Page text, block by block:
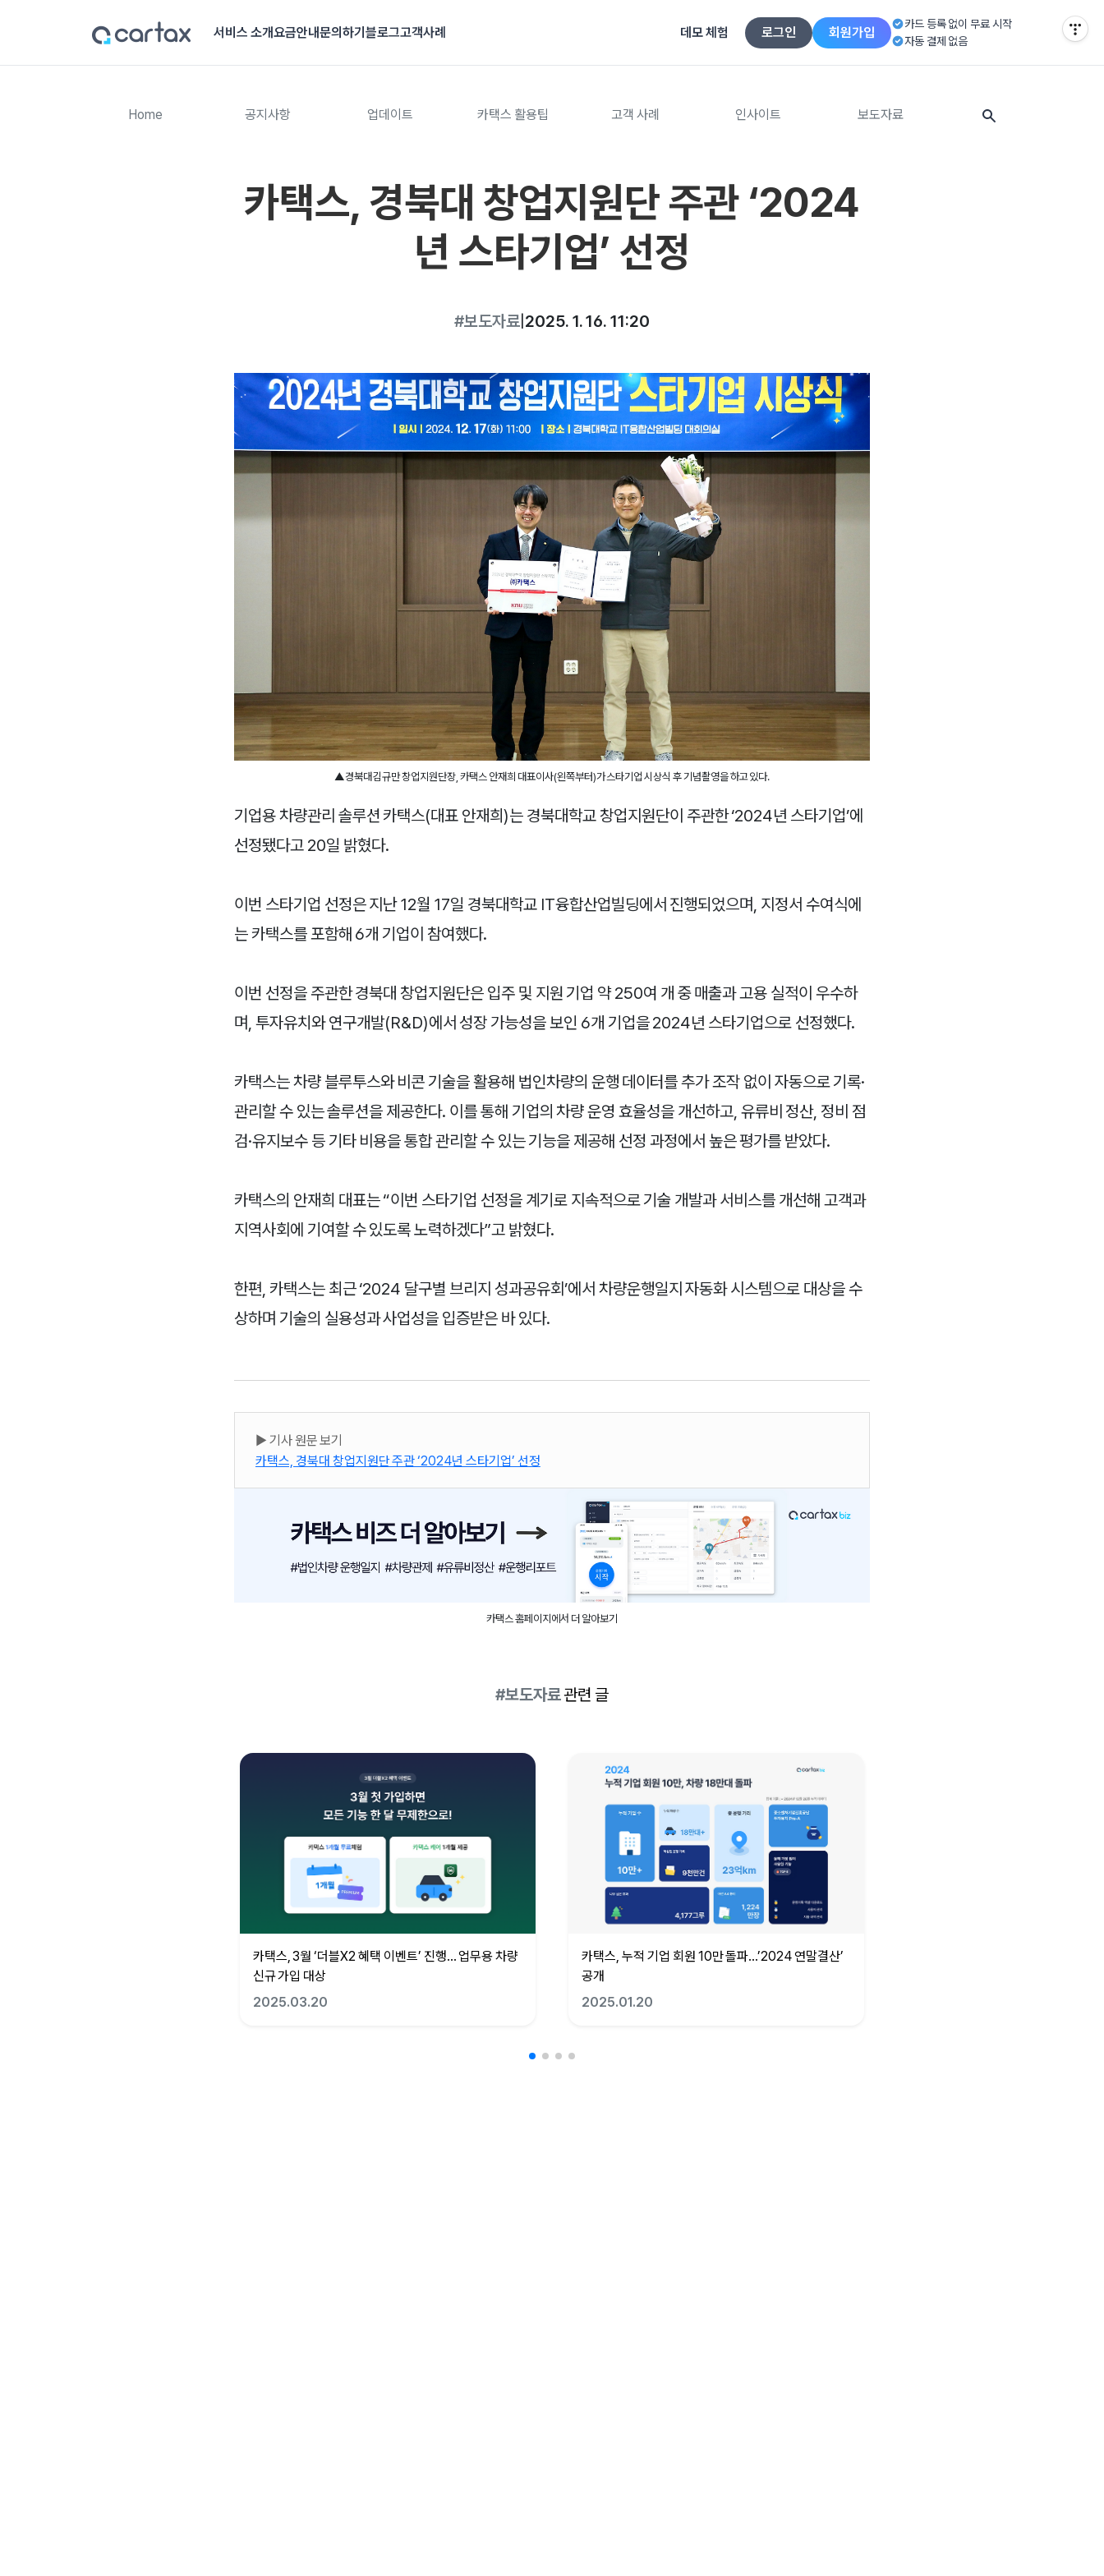
서비스 소개요금안내문의하기 블로그고객사례 데모 체험 로그인 회원가입
카드 등록 없이 무료 시작
자동 결제 없음
Home 공지사항 업데이트 카택스 활용팁 고객 사례 인사이트 보도자료
카택스, 경북대 창업지원단 주관 ‘2024
년 스타기업’ 선정
#보도자료| 2025. 1. 16. 11:20
▲경북대 김규만 창업지원단장, 카택스 안재희 대표이사(왼쪽부터)가 스타기업 시상식 후 기념촬영을 하고 있다.
기업용 차량관리 솔루션 카택스(대표 안재희)는 경북대학교 창업지원단이 주관한 ‘2024년 스타기업’에
선정됐다고 20일 밝혔다.
이번 스타기업 선정은 지난 12월 17일 경북대학교 IT융합산업빌딩에서 진행되었으며, 지정서 수여식에
는 카택스를 포함해 6개 기업이 참여했다.
이번 선정을 주관한 경북대 창업지원단은 입주 및 지원 기업 약 250여 개 중 매출과 고용 실적이 우수하
며, 투자유치와 연구개발(R&D)에서 성장 가능성을 보인 6개 기업을 2024년 스타기업으로 선정했다.
카택스는 차량 블루투스와 비콘 기술을 활용해 법인차량의 운행 데이터를 추가 조작 없이 자동으로 기록·
관리할 수 있는 솔루션을 제공한다. 이를 통해 기업의 차량 운영 효율성을 개선하고, 유류비 정산, 정비 점
검·유지보수 등 기타 비용을 통합 관리할 수 있는 기능을 제공해 선정 과정에서 높은 평가를 받았다.
카택스의 안재희 대표는 “이번 스타기업 선정을 계기로 지속적으로 기술 개발과 서비스를 개선해 고객과
지역사회에 기여할 수 있도록 노력하겠다”고 밝혔다.
한편, 카택스는 최근 ‘2024 달구별 브리지 성과공유회’에서 차량운행일지 자동화 시스템으로 대상을 수
상하며 기술의 실용성과 사업성을 입증받은 바 있다.
▶️ 기사 원문 보기
카택스, 경북대 창업지원단 주관 ‘2024년 스타기업’ 선정
카택스 홈페이지에서 더 알아보기
#보도자료관련 글
카택스, 3월 ‘더블X2 혜택 이벤트’ 진행... 업무용 차량
신규 가입 대상
2025.03.20
카택스, 누적 기업 회원 10만 돌파…’2024 연말결산’
공개
2025.01.20
티스토리툴바